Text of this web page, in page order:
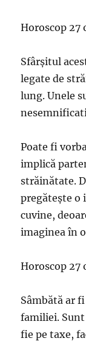
Horoscop 27
Sfârșitul
legate de
lung. Unele
Poate fi
implică
străinătate.
pregătește o
cuvine,
imaginea în
Horoscop 27
Sâmbătă ar
familiei.
fie pe taxe,